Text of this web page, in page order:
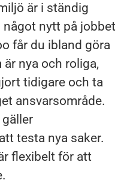
är i ständig
nytt på jobbet
får du ibland göra
nya och roliga,
tidigare och ta
ansvarsområde.
testa nya saker.
flexibelt för att